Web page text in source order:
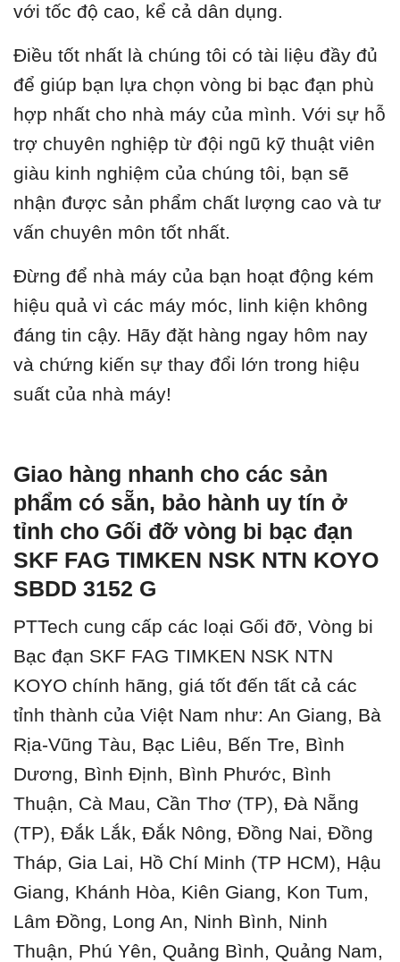
với tốc độ cao, kể cả dân dụng.
Điều tốt nhất là chúng tôi có tài liệu đầy đủ
để giúp bạn lựa chọn vòng bi bạc đạn phù
hợp nhất cho nhà máy của mình. Với sự hỗ
trợ chuyên nghiệp từ đội ngũ kỹ thuật viên
giàu kinh nghiệm của chúng tôi, bạn sẽ
nhận được sản phẩm chất lượng cao và tư
vấn chuyên môn tốt nhất.
Đừng để nhà máy của bạn hoạt động kém
hiệu quả vì các máy móc, linh kiện không
đáng tin cậy. Hãy đặt hàng ngay hôm nay
và chứng kiến sự thay đổi lớn trong hiệu
suất của nhà máy!
Giao hàng nhanh cho các sản
phẩm có sẵn, bảo hành uy tín ở
tỉnh cho Gối đỡ vòng bi bạc đạn
SKF FAG TIMKEN NSK NTN KOYO
SBDD 3152 G
PTTech cung cấp các loại Gối đỡ, Vòng bi
Bạc đạn SKF FAG TIMKEN NSK NTN
KOYO chính hãng, giá tốt đến tất cả các
tỉnh thành của Việt Nam như: An Giang, Bà
Rịa-Vũng Tàu, Bạc Liêu, Bến Tre, Bình
Dương, Bình Định, Bình Phước, Bình
Thuận, Cà Mau, Cần Thơ (TP), Đà Nẵng
(TP), Đắk Lắk, Đắk Nông, Đồng Nai, Đồng
Tháp, Gia Lai, Hồ Chí Minh (TP HCM), Hậu
Giang, Khánh Hòa, Kiên Giang, Kon Tum,
Lâm Đồng, Long An, Ninh Bình, Ninh
Thuận, Phú Yên, Quảng Bình, Quảng Nam,